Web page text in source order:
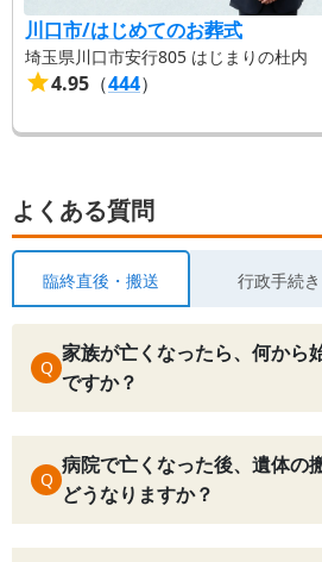
川口市/はじめてのお葬式
埼玉県川口市安行805 はじまりの杜内
4.95 （444）
よくある質問
臨終直後・搬送 行政手続き
Q
家族が亡くなったら、何から
ですか？
Q
病院で亡くなった後、遺体の
どうなりますか？